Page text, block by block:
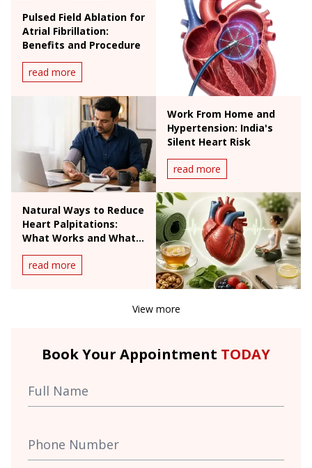
Pulsed Field Ablation for
Atrial Fibrillation:
Benefits and Procedure
read more
Work From Home and
Hypertension: India's
Silent Heart Risk
read more
Natural Ways to Reduce
Heart Palpitations:
What Works and What
Doesn't
read more
View more
Book Your Appointment TODAY